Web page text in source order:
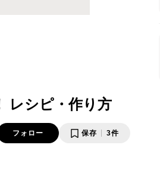
レシピ・作り方
フォロー 保存 3件